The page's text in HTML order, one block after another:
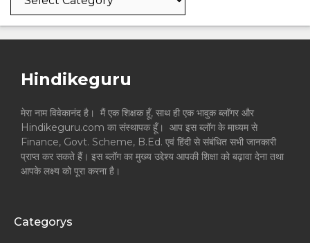
Hindikeguru
मेरा नाम विवेकानंद है। मैं एक शिक्षक हूँ, साथ ही एक भावुक ब्लॉगर और
Hindikeguru.com का संस्थापक हूँ। आप इस ब्लॉग के माध्यम से
Finance, Govt. Scheme, B.Ed. एवं हिंदी से संबंधित सभी जानकारी
प्राप्त कर सकते हैं। इस ब्लॉग का मुख्य उद्देश्य आपकी शिक्षा को बढ़ावा देना तथा
आपके लक्ष्य को पूरा करना है।
Categorys